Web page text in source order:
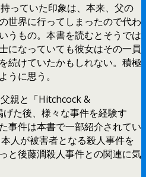
っていた印象は、本来、父の
世界に行ってしまったので代わ
うもの。本書を読むとそうでは
になっていても彼女はその一員
続けていたかもしれない。積極
うに思う。
親と「Hitchcock &
た後、様々な事件を経験す
事件は本書で一部紹介されてい
人が被害者となる殺人事件を
と後藤濶殺人事件との関連に気